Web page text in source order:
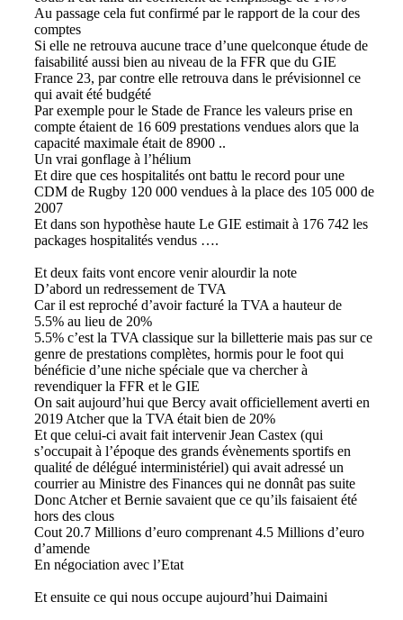
Au passage cela fut confirmé par le rapport de la cour des
comptes
Si elle ne retrouva aucune trace d’une quelconque étude de
faisabilité aussi bien au niveau de la FFR que du GIE
France 23, par contre elle retrouva dans le prévisionnel ce
qui avait été budgété
Par exemple pour le Stade de France les valeurs prise en
compte étaient de 16 609 prestations vendues alors que la
capacité maximale était de 8900 ..
Un vrai gonflage à l’hélium
Et dire que ces hospitalités ont battu le record pour une
CDM de Rugby 120 000 vendues à la place des 105 000 de
2007
Et dans son hypothèse haute Le GIE estimait à 176 742 les
packages hospitalités vendus ….
Et deux faits vont encore venir alourdir la note
D’abord un redressement de TVA
Car il est reproché d’avoir facturé la TVA a hauteur de
5.5% au lieu de 20%
5.5% c’est la TVA classique sur la billetterie mais pas sur ce
genre de prestations complètes, hormis pour le foot qui
bénéficie d’une niche spéciale que va chercher à
revendiquer la FFR et le GIE
On sait aujourd’hui que Bercy avait officiellement averti en
2019 Atcher que la TVA était bien de 20%
Et que celui-ci avait fait intervenir Jean Castex (qui
s’occupait à l’époque des grands évènements sportifs en
qualité de délégué interministériel) qui avait adressé un
courrier au Ministre des Finances qui ne donnât pas suite
Donc Atcher et Bernie savaient que ce qu’ils faisaient été
hors des clous
Cout 20.7 Millions d’euro comprenant 4.5 Millions d’euro
d’amende
En négociation avec l’Etat
Et ensuite ce qui nous occupe aujourd’hui Daimaini